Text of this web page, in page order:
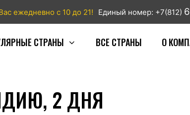
ежедневно с 10 до 21! Единый номер: +7(812)
СТРАНЫ ВСЕ СТРАНЫ О
2 ДНЯ